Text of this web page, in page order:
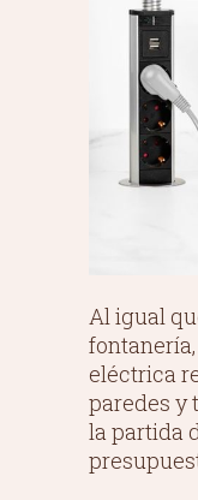
Al igual
eléctrica
paredes y
la partida